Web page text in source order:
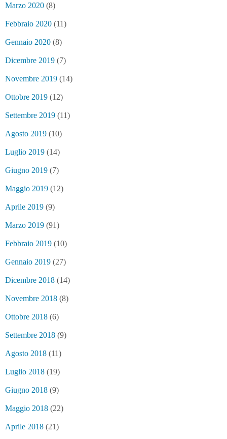
Marzo 2020 (8)
Febbraio 2020 (11)
Gennaio 2020 (8)
Dicembre 2019 (7)
Novembre 2019 (14)
Ottobre 2019 (12)
Settembre 2019 (11)
Agosto 2019 (10)
Luglio 2019 (14)
Giugno 2019 (7)
Maggio 2019 (12)
Aprile 2019 (9)
Marzo 2019 (91)
Febbraio 2019 (10)
Gennaio 2019 (27)
Dicembre 2018 (14)
Novembre 2018 (8)
Ottobre 2018 (6)
Settembre 2018 (9)
Agosto 2018 (11)
Luglio 2018 (19)
Giugno 2018 (9)
Maggio 2018 (22)
Aprile 2018 (21)